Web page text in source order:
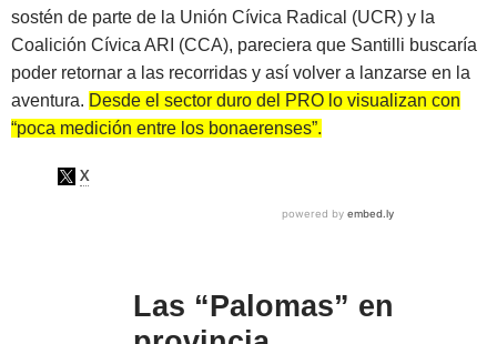
sostén de parte de la Unión Cívica Radical (UCR) y la
Coalición Cívica ARI (CCA), pareciera que Santilli buscaría
poder retornar a las recorridas y así volver a lanzarse en la
aventura. Desde el sector duro del PRO lo visualizan con
“poca medición entre los bonaerenses”.
Las “Palomas” en